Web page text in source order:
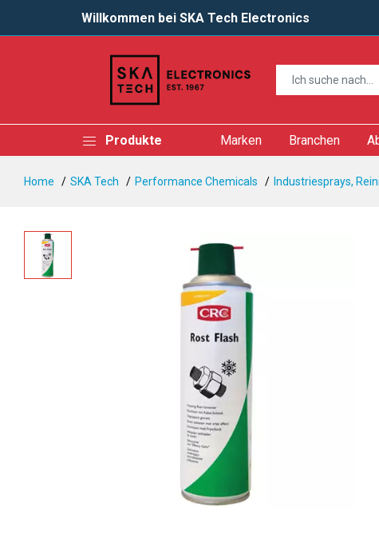
Willkommen bei SKA Tech Electronics
Produkte Marken Branchen
Home SKA Tech Performance Chemicals Industriesprays,